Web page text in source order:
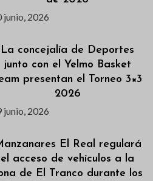
junio, 2026
La concejalía de Deportes
junto con el Yelmo Basket
presentan el Torneo 3×3
2026
junio, 2026
El Real regulará
el acceso de vehículos a la
de El Tranco durante los